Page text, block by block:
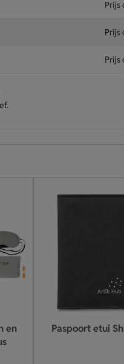
Prijs
Prijs
Prijs
en
Paspoort etui